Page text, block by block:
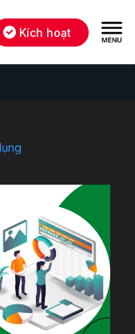
Kích hoạt